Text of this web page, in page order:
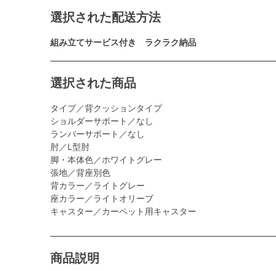
選択された配送方法
組み立てサービス付き ラクラク納品
選択された商品
タイプ／背クッションタイプ
ショルダーサポート／なし
ランバーサポート／なし
肘／L型肘
脚・本体色／ホワイトグレー
張地／背座別色
背カラー／ライトグレー
座カラー／ライトオリーブ
キャスター／カーペット用キャスター
商品説明